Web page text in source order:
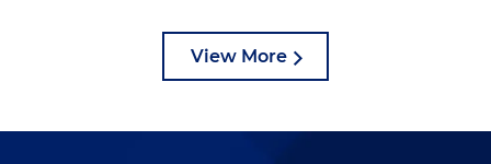
View More